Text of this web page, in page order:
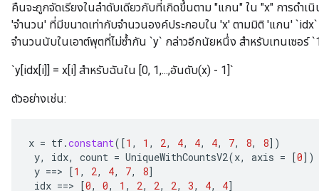
คืนจะถูกจัดเรียงในลำดับเดียวกับที่เกิดขึ้นตาม "แกน" ใน "x" การดำเ
'จำนวน' ที่มีขนาดเท่ากับจำนวนองค์ประกอบใน 'x' ตามมิติ 'แกน'
จำนวนนับในเอาต์พุตที่ไม่ซ้ำกัน `y` กล่าวอีกนัยหนึ่ง สำหรับเทนเซอร์
`y[idx[i]] = x[i] สำหรับฉันใน [0, 1,...,อันดับ(x) - 1]`
ตัวอย่างเช่น:
x = tf.constant( [1 , 1 , 2, 4, 4, 4, 7, 8, 8] )
y, idx, count = UniqueWithCountsV2(x, axis = [0] )
y ==> [1 , 2, 4, 7, 8]
idx ==> [0, 0, 1 , 2, 2, 2, 3, 4, 4]